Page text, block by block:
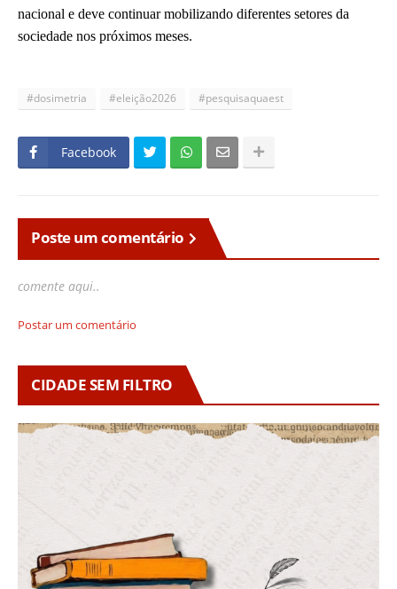
nacional e deve continuar mobilizando diferentes setores da
sociedade nos próximos meses.
#dosimetria #eleição2026 #pesquisaquaest
Facebook
Poste um comentário
comente aqui..
Postar um comentário
CIDADE SEM FILTRO